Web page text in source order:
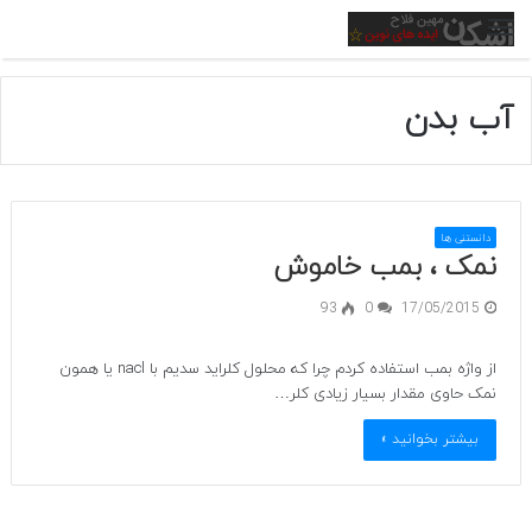
منو
آب بدن
دانستنی ها
نمک ، بمب خاموش
17/05/2015
0
93
از واژه بمب استفاده کردم چرا که محلول کلراید سدیم با nacl یا همون
نمک حاوی مقدار بسیار زیادی کلر…
بیشتر بخوانید »